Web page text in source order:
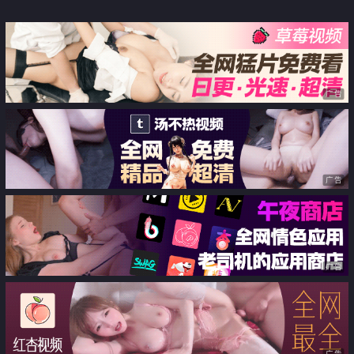
广告
广告
广告